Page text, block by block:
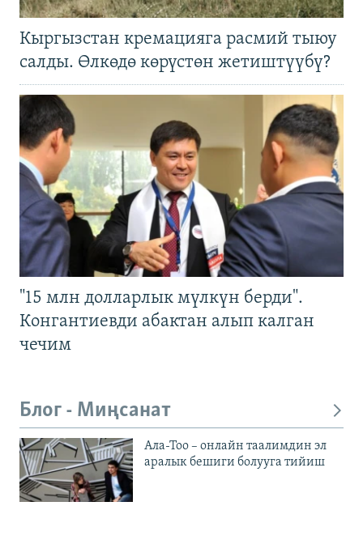
Кыргызстан кремацияга расмий тыюу
салды. Өлкөдө көрүстөн жетиштүүбү?
"15 млн долларлык мүлкүн берди".
Конгантиевди абактан алып калган
чечим
Блог - Миңсанат
Ала-Тоо – онлайн таалимдин эл
аралык бешиги болууга тийиш